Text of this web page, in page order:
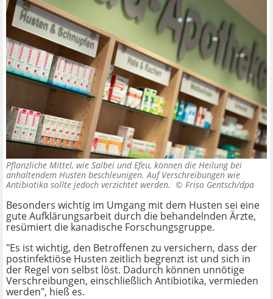
Pflanzliche Mittel, wie Salbei und Efeu, können die Heilung bei
anhaltendem Husten beschleunigen. Auf Verschreibungen wie
Antibiotika sollte jedoch verzichtet werden. © Friso Gentsch/dpa
Besonders wichtig im Umgang mit dem Husten sei eine
gute Aufklärungsarbeit durch die behandelnden Ärzte,
resümiert die kanadische Forschungsgruppe.
"Es ist wichtig, den Betroffenen zu versichern, dass der
postinfektiöse Husten zeitlich begrenzt ist und sich in
der Regel von selbst löst. Dadurch können unnötige
Verschreibungen, einschließlich Antibiotika, vermieden
werden", hieß es.